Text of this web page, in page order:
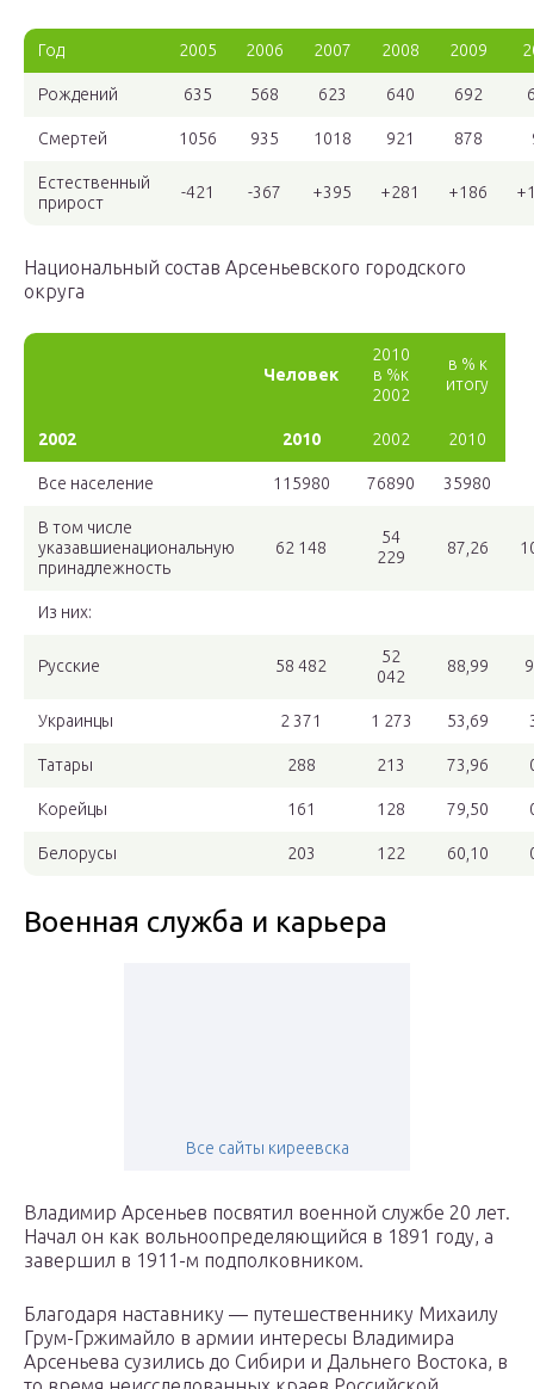
Год 2005 2006 2007 2008 2009
Рождений 635 568 623 640 692
Смертей 1056 935 1018 921 878
Естественный
прирост
-421 -367 +395 +281 +186
Национальный состав Арсеньевского городского
округа
Человек
2010
в %к
2002
в % к
итогу
2002 2010 2002 2010
Все население 115980 76890 35980
В том числе
указавшиенациональную
принадлежность
62 148
54
229
87,26
Из них:
Русские 58 482
52
042
88,99
Украинцы 2 371 1 273 53,69
Татары 288 213 73,96
Корейцы 161 128 79,50
Белорусы 203 122 60,10
Военная служба и карьера
Все сайты киреевска
Владимир Арсеньев посвятил военной службе 20 лет.
Начал он как вольноопределяющийся в 1891 году, а
завершил в 1911-м подполковником.
Благодаря наставнику — путешественнику Михаилу
Грум-Гржимайло в армии интересы Владимира
Арсеньева сузились до Сибири и Дальнего Востока, в